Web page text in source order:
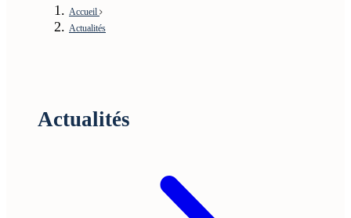
Accueil
Actualités
Actualités